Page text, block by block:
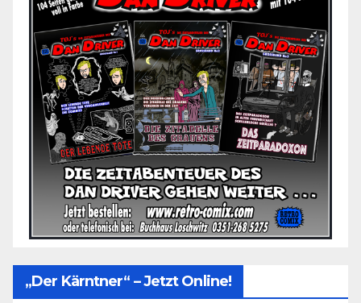
„Der Kärntner“ – Jetzt Online!